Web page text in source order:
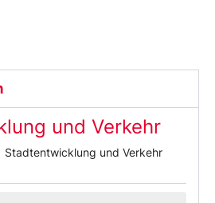
und Verkehr
Stadtentwicklung und Verkehr